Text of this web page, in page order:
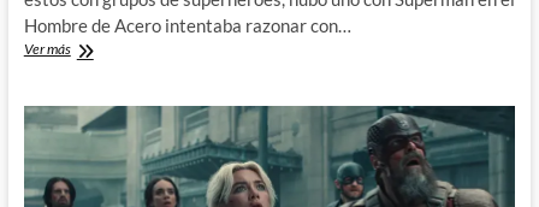
Hombre de Acero intentaba razonar con…
Ver másAliens
Xenoregurgitando